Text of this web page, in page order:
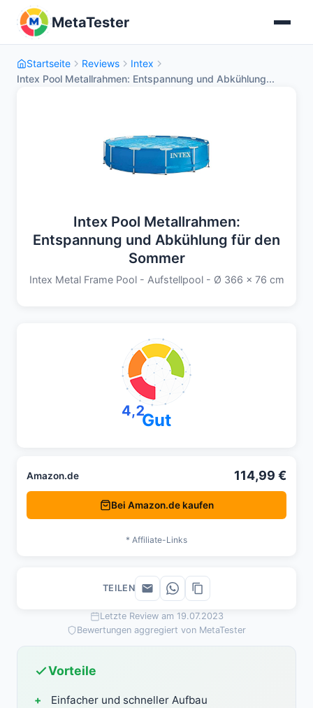
MetaTester
Startseite Reviews
Intex
Intex Pool Metallrahmen: Entspannung und Abkühlung...
Intex Pool Metallrahmen:
Entspannung und Abkühlung für den
Sommer
Intex Metal Frame Pool - Aufstellpool - Ø 366 x 76 cm
Letzte Review am 19.07.2023
Bewertungen aggregiert von MetaTester
Vorteile
Einfacher und schneller Aufbau
4,2Gut
Amazon.de 114,99 €
Bei Amazon.de kaufen
* Affiliate-Links
TEILEN